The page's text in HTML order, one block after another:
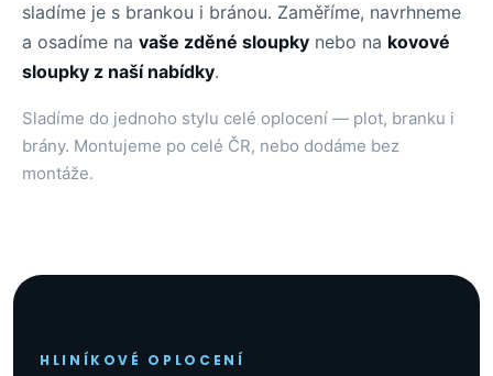
sladíme je s brankou i bránou. Zaměříme, navrhneme
a osadíme na vaše zděné sloupky nebo na kovové
sloupky z naší nabídky.
Sladíme do jednoho stylu celé oplocení — plot, branku i
brány. Montujeme po celé ČR, nebo dodáme bez
montáže.
HLINÍKOVÉ OPLOCENÍ